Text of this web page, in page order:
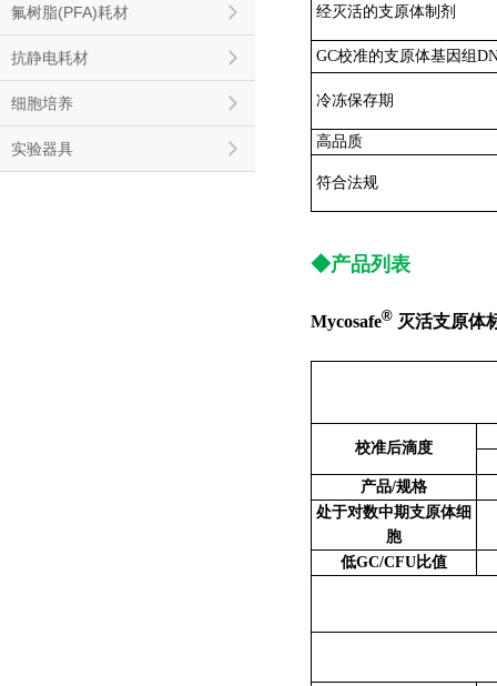
氟树脂(PFA)耗材
抗静电耗材
细胞培养
实验器具
经灭活的支原体制剂
GC校准的支原体基因组
冷冻保存期
高品质
符合法规
◆产品列表
Mycosafe® 灭活支原体
校准后滴度
产品/规格
处于对数中期支原体细
胞
低GC/CFU比值